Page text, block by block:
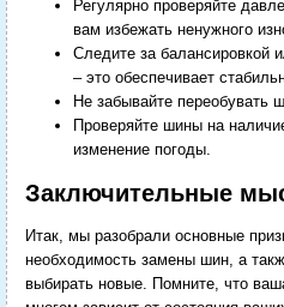
Регулярно проверяйте
вам избежать ненужного
Следите за балансировкой
– это обеспечивает
Не забывайте переобувать
Проверяйте шины на
изменение погоды.
Заключительные
Итак, мы разобрали основные
необходимость замены шин, а
выбирать новые. Помните, что